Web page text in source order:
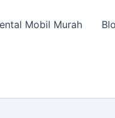
Mobil Murah